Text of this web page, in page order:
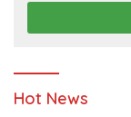
Hot News